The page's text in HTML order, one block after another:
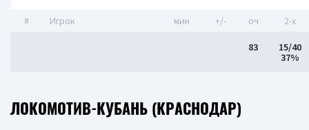
# Игрок мин +/- оч 2-x
83
15/40
37%
ЛОКОМОТИВ-КУБАНЬ (КРАСНОДАР)